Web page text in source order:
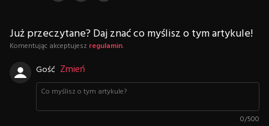
Już przeczytane? Daj znać co myślisz o tym artykule!
Komentując akceptujesz regulamin.
Gość Zmień
0/500